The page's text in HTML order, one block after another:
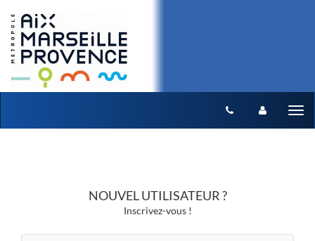
NOUVEL UTILISATEUR ?
Inscrivez-vous !